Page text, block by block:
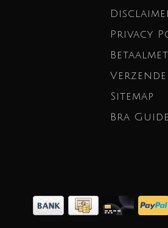
Privacy
Sitemap
Bra Guide